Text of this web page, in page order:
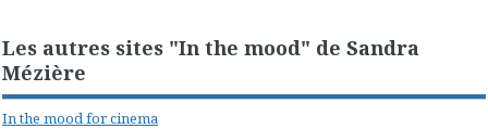
Les autres sites "In the mood" de Sandra
Mézière
In the mood for cinema